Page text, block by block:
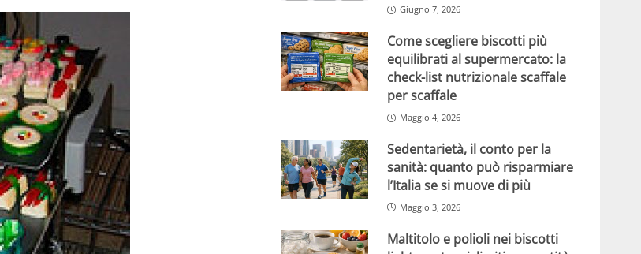
Giugno 7, 2026
Come scegliere biscotti più
equilibrati al supermercato: la
check-list nutrizionale scaffale
per scaffale
Maggio 4, 2026
Sedentarietà, il conto per la
sanità: quanto può risparmiare
l’Italia se si muove di più
Maggio 3, 2026
Maltitolo e polioli nei biscotti